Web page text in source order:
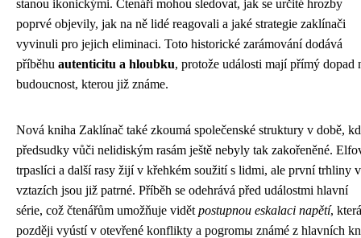
stanou ikonickými. Čtenáři mohou sledovat, jak se určité hrozby
poprvé objevily, jak na ně lidé reagovali a jaké strategie zaklínači
vyvinuli pro jejich eliminaci. Toto historické zarámování dodává
příběhu autenticitu a hloubku, protože události mají přímý dopad
budoucnost, kterou již známe.
Nová kniha Zaklínač také zkoumá společenské struktury v době,
předsudky vůči nelidiským rasám ještě nebyly tak zakořeněné.
trpaslíci a další rasy žijí v křehkém soužití s lidmi, ale první trhliny
vztazích jsou již patrné. Příběh se odehrává před událostmi hlavní
série, což čtenářům umožňuje vidět postupnou eskalaci napětí, která
později vyústí v otevřené konflikty a pogromы známé z hlavních